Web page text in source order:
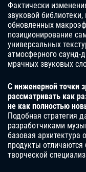
Фактически
звуковой
обновленных
позиционирование
универсальных
атмосферного саунд-
мрачных звуковых
С инженерной точки
рассматривать как
не как полностью
Подобная стратегия
разработчиками
базовая архитектура
продукты отличаются
творческой